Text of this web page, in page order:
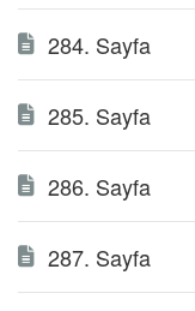
284. Sayfa
285. Sayfa
286. Sayfa
287. Sayfa